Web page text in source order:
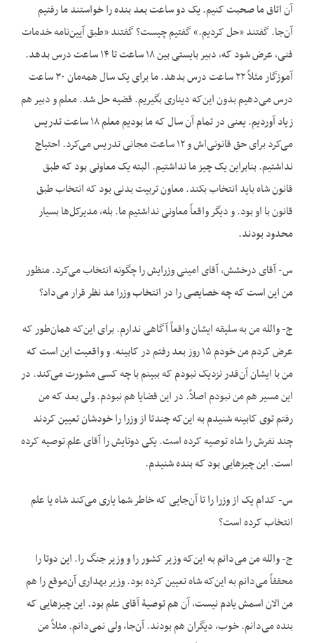
آن اتاق ما صحبت کنیم. یک دو ساعت بعد بنده را خواستند ما رفتیم
آن‌جا. گفتند «حل کردیم.» گفتیم چیست؟ گفتند «طبق آیین‌نامه خدمات
فنی، عرض شود که، دبیر بایستی بین ۱۸ ساعت تا ۱۴ ساعت درس بدهد.
آموزگار مثلاً ۲۲ ساعت درس بدهد. ما برای یک سال همه‌مان ۳۰ ساعت
درس می‌دهیم بدون این‌که دیناری بگیریم. قضیه حل شد. معلم و دبیر هم
زیاد آوردیم. یعنی در تمام آن سال که ما بودیم معلم ۱۸ ساعت تدریس
می‌کرد برای حق قانونی‌اش و ۱۲ ساعت مجانی تدریس می‌کرد. احتیاج
نداشتیم. بنابراین یک چیز ما نداشتیم. البته یک معاونی بود که طبق
قانون شاه باید انتخاب بکند. معاون تربیت بدنی بود که انتخاب طبق
قانون با او بود. و دیگر واقعاً معاونی نداشتیم ما. بله، مدیرکل‌ها بسیار
محدود بودند.
س- آقای درخشش، آقای امینی وزرایش را چگونه انتخاب می‌کرد. منظور
من این است که چه خصایصی را در انتخاب وزرا مد نظر قرار می‌داد؟
ج- والله من به سلیقه ایشان واقعاً آگاهی ندارم. برای این‌که همان‌طور که
عرض کردم من خودم ۱۵ روز بعد رفتم در کابینه. و واقعیت این است که
من با ایشان آن‌قدر نزدیک نبودم که ببینم با چه کسی مشورت می‌کند. در
این مسیر هم من نبودم اصلاً. در این قضایا هم نبودم. ولی بعد که من
رفتم توی کابینه شنیدم به این‌که چندتا از وزرا را خودشان تعیین کردند
چند نفرش را شاه توصیه کرده است. یکی دوتایش را آقای علم توصیه کرده
است. این چیزهایی بود که بنده شنیدم.
س- کدام یک از وزرا را تا آن‌جایی که خاطر شما یاری می‌کند شاه یا علم
انتخاب کرده است؟
ج- والله من می‌دانم به این‌که وزیر کشور را و وزیر جنگ را. این دوتا را
محققاً می‌دانم به این‌که شاه تعیین کرده بود. وزیر بهداری آن‌موقع را هم
من الان اسمش یادم نیست، آن هم توصیۀ آقای علم بود. این چیزهایی که
بنده می‌دانم. خوب، دیگران هم بودند. آن‌جا، ولی نمی‌دانم. مثلاً من